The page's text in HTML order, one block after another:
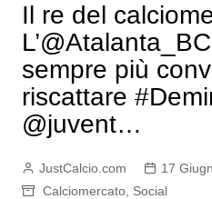
Il re del
sempre più
riscattare
@juvent…
JustCalcio.com
17
Calciomercato, Social